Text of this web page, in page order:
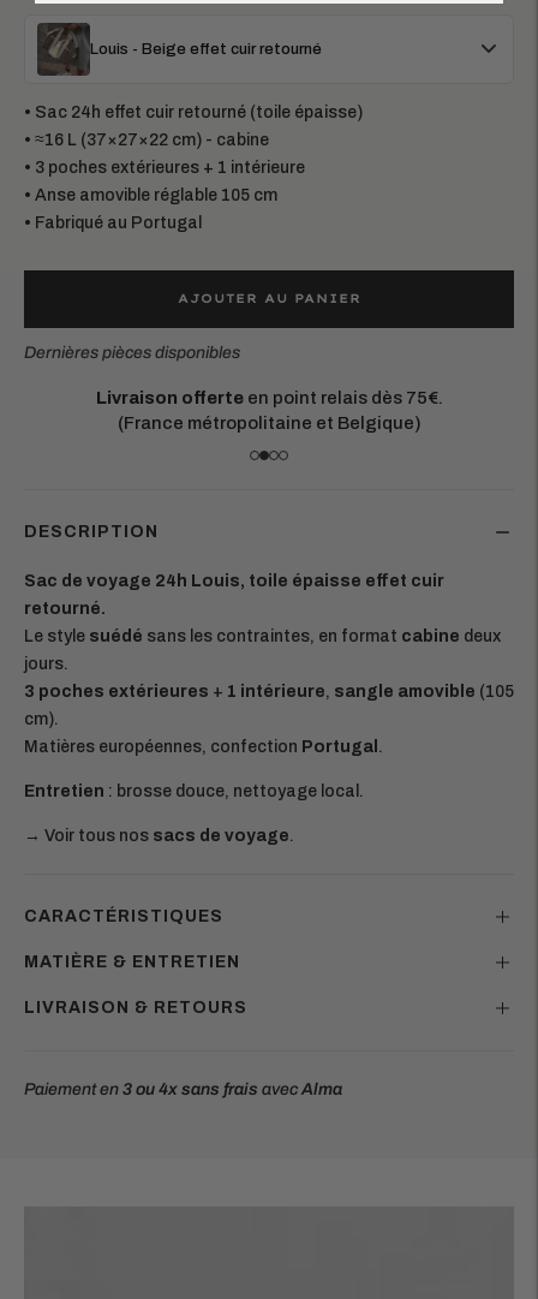
Louis - Beige effet cuir retourné
• Sac 24h effet cuir retourné (toile épaisse)
• ≈16 L (37×27×22 cm) - cabine
• 3 poches extérieures + 1 intérieure
• Anse amovible réglable 105 cm
• Fabriqué au Portugal
AJOUTER AU PANIER
Dernières pièces disponibles
Matières européennes durables.
Chaque pièce est conçue pour durer
DESCRIPTION
Sac de voyage 24h Louis, toile épaisse effet cuir
retourné.
Le style suédé sans les contraintes, en format cabine deux
jours.
3 poches extérieures + 1 intérieure, sangle amovible (105
cm).
Matières européennes, confection Portugal .
Entretien : brosse douce, nettoyage local.
→ Voir tous nos sacs de voyage.
CARACTÉRISTIQUES
MATIÈRE & ENTRETIEN
LIVRAISON & RETOURS
Paiement en 3 ou 4x sans frais avec Alma